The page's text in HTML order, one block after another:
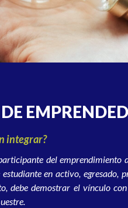
integrar?
del emprendimiento
en activo, egresado,
debe demostrar el vínculo